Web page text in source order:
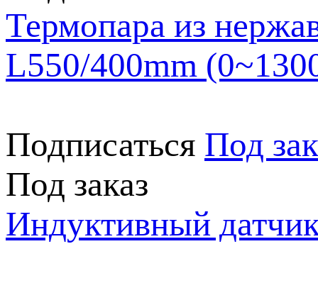
Термопара из
L550/400mm
Подписаться Под
Под заказ
Индуктивный